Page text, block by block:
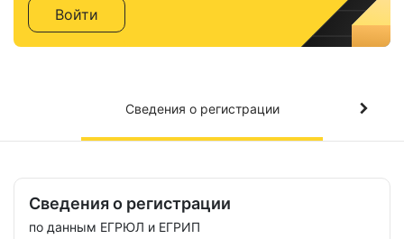
Войти
Сведения о регистрации
Сведения о регистрации
по данным ЕГРЮЛ и ЕГРИП